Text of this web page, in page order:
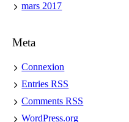
mars 2017
Meta
Connexion
EntriesRSS
CommentsRSS
WordPress.org